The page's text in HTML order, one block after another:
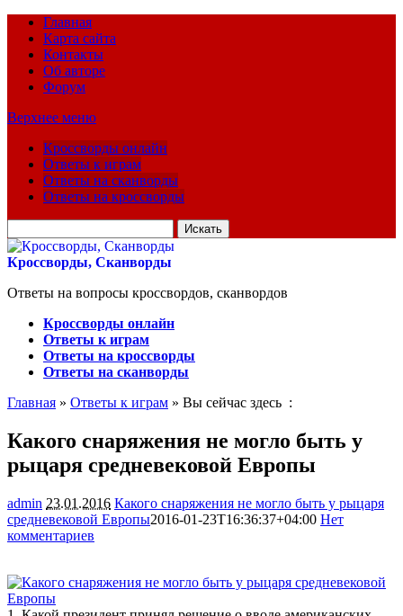
Главная
Карта сайта
Контакты
Об авторе
Форум
Верхнее меню
Кроссворды онлайн
Ответы к играм
Ответы на сканворды
Ответы на кроссворды
для:
Кроссворды, Сканворды
Ответы на вопросы кроссвордов, сканвордов
Кроссворды онлайн
Ответы к играм
Ответы на кроссворды
Ответы на сканворды
Главная » Ответы к играм » Вы сейчас здесь :
Какого снаряжения не могло быть у
рыцаря средневековой Европы
admin 23.01.2016 Какого снаряжения не могло быть у рыцаря
средневековой Европы2016-01-23T16:36:37+04:00 Нет
комментариев